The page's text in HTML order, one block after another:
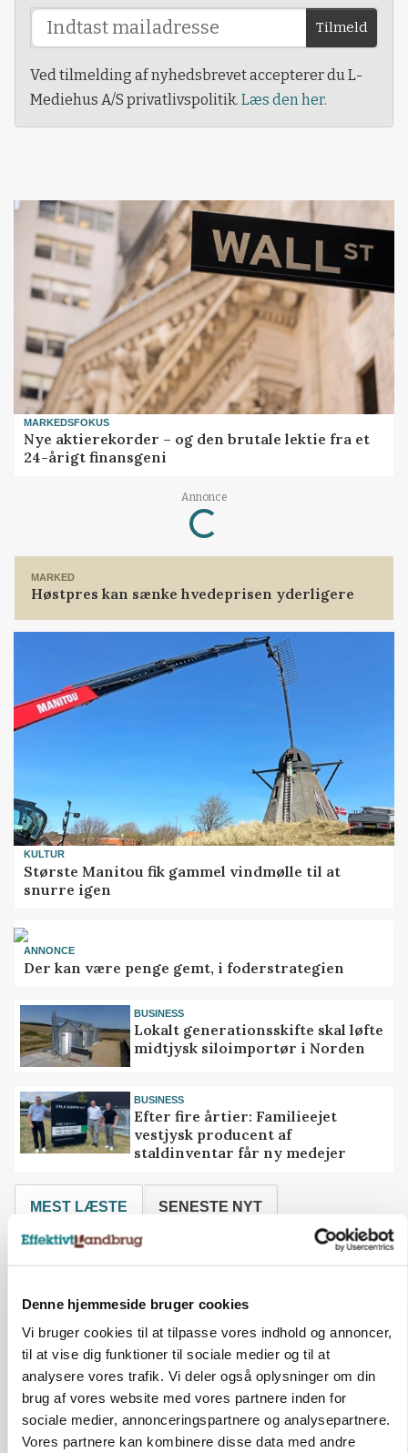
Denne hjemmeside bruger cookies
Vi bruger cookies til at tilpasse vores indhold og annoncer,
til at vise dig funktioner til sociale medier og til at
analysere vores trafik. Vi deler også oplysninger om din
brug af vores website med vores partnere inden for
sociale medier, annonceringspartnere og analysepartnere.
Vores partnere kan kombinere disse data med andre
Tilmeld
Ved tilmelding af nyhedsbrevet accepterer du L-
Mediehus A/S privatlivspolitik. Læs den her.
MARKEDSFOKUS
Nye aktierekorder – og den brutale lektie fra et
24-årigt finansgeni
Annonce
Loading...
MARKED
Høstpres kan sænke hvedeprisen yderligere
KULTUR
Største Manitou fik gammel vindmølle til at
snurre igen
ANNONCE
Der kan være penge gemt, i foderstrategien
BUSINESS
Lokalt generationsskifte skal løfte
midtjysk siloimportør i Norden
BUSINESS
Efter fire årtier: Familieejet
vestjysk producent af
staldinventar får ny medejer
MEST LÆSTE SENESTE NYT
BUSINESS
32.500 stipladser skifter slagteri: En af landets
Crown
KVÆG
500-600 køer i stort barmarksprojekt: Fra
beskeden start til store drømme
Efter salg af 3.000 søer: Vestfynsk
opformeringsprofil afhænder jord for 85 millioner